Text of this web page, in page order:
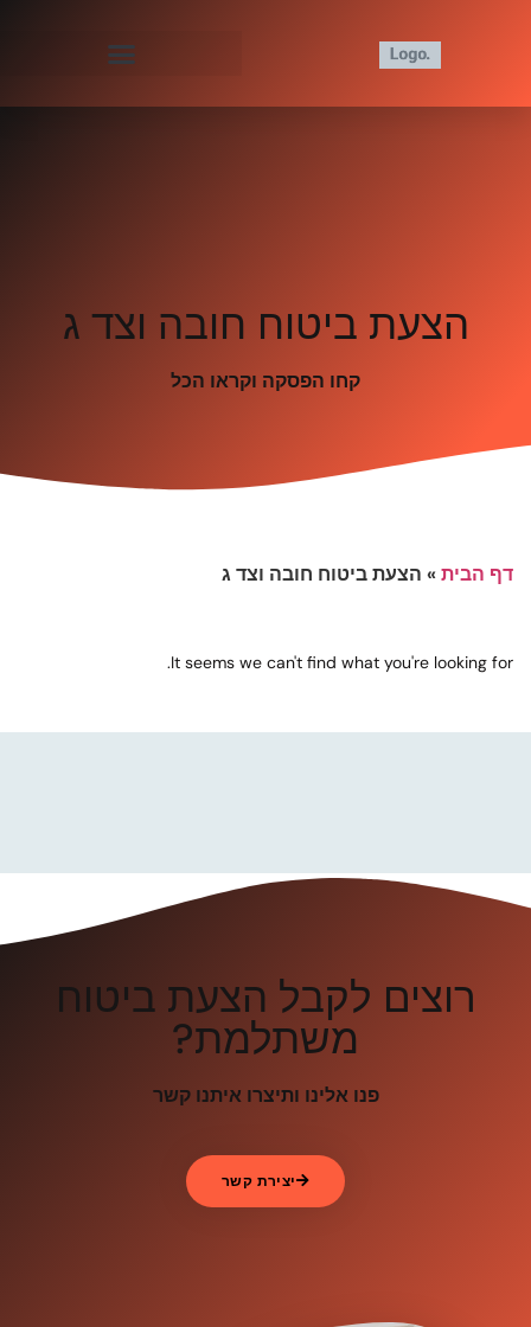
הצעת ביטוח חובה וצד ג
קחו הפסקה וקראו הכל
דף הבית» הצעת ביטוח חובה וצד ג
It seems we can't find what you're looking for.
רוצים לקבל הצעת ביטוח
משתלמת?
פנו אלינו ותיצרו איתנו קשר
יצירת קשר